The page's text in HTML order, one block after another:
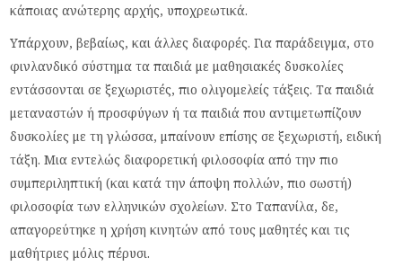
κάποιας ανώτερης αρχής, υποχρεωτικά.
Υπάρχουν, βεβαίως, και άλλες διαφορές. Για παράδειγμα, στο
φινλανδικό σύστημα τα παιδιά με μαθησιακές δυσκολίες
εντάσσονται σε ξεχωριστές, πιο ολιγομελείς τάξεις. Τα παιδιά
μεταναστών ή προσφύγων ή τα παιδιά που αντιμετωπίζουν
δυσκολίες με τη γλώσσα, μπαίνουν επίσης σε ξεχωριστή, ειδική
τάξη. Μια εντελώς διαφορετική φιλοσοφία από την πιο
συμπεριληπτική (και κατά την άποψη πολλών, πιο σωστή)
φιλοσοφία των ελληνικών σχολείων. Στο Ταπανίλα, δε,
απαγορεύτηκε η χρήση κινητών από τους μαθητές και τις
μαθήτριες μόλις πέρυσι.